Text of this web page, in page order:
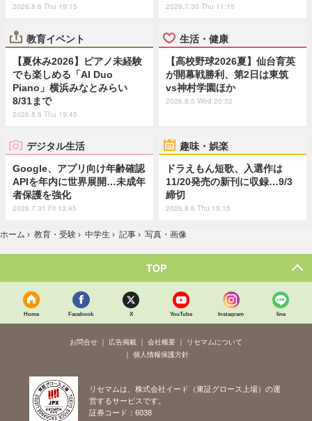
2026.8.6 Thu 19:15 2026.7.30 Thu 11:15
教育イベント
【夏休み2026】ピアノ未経験
でも楽しめる「AI Duo
Piano」横浜みなとみらい
8/31まで
2026.8.6 Thu 19:45
生活・健康
【高校野球2026夏】仙台育英
が開幕戦勝利、第2日は東筑
vs神村学園ほか
2026.8.5 Wed 20:32
デジタル生活
Google、アプリ向け年齢確認
APIを年内に世界展開…未成年
者保護を強化
2026.7.31 Fri 13:45
趣味・娯楽
ドラえもん短歌、入選作は
11/20発売の新刊に収録…9/3
締切
2026.8.6 Thu 15:15
ホーム › 教育・受験 › 中学生 › 記事 › 写真・画像
TOP
Home Facebook X YouTube Instagram line
お問合せ 広告掲載 会社概要
リセマムについて
個人情報保護方針
リセマムは、株式会社イード（東証グロース上場）の運
営するサービスです。
証券コード：6038